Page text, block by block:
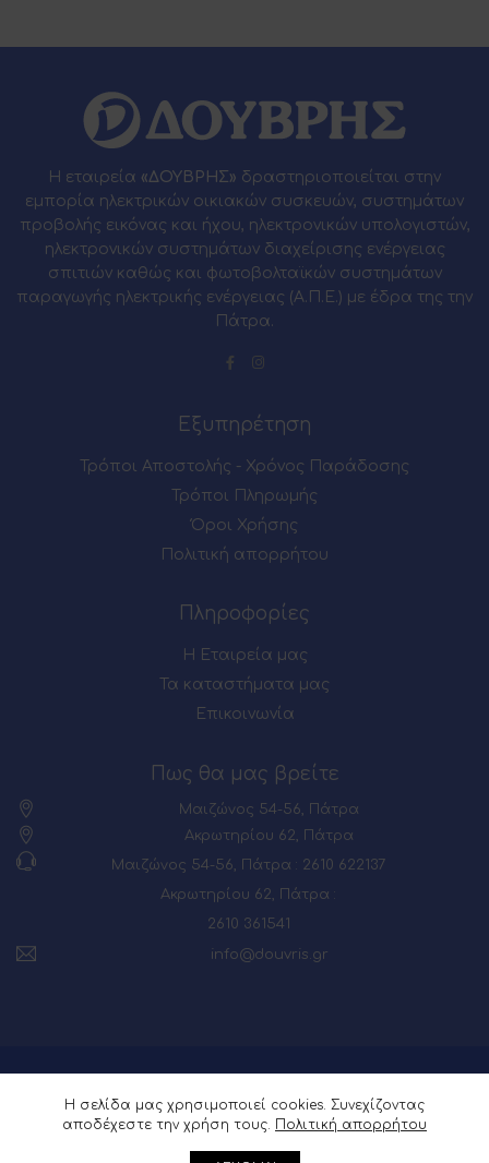
Η εταιρεία «ΔΟΥΒΡΗΣ» δραστηριοποιείται στην
εμπορία ηλεκτρικών οικιακών συσκευών, συστημάτων
προβολής εικόνας και ήχου, ηλεκτρονικών υπολογιστών,
ηλεκτρονικών συστημάτων διαχείρισης ενέργειας
σπιτιών καθώς και φωτοβολταϊκών συστημάτων
παραγωγής ηλεκτρικής ενέργειας (Α.Π.Ε.) με έδρα της την
Πάτρα.
Εξυπηρέτηση
Τρόποι Αποστολής - Χρόνος Παράδοσης
Τρόποι Πληρωμής
Όροι Χρήσης
Πολιτική απορρήτου
Πληροφορίες
Η Εταιρεία μας
Τα καταστήματα μας
Επικοινωνία
Πως θα μας βρείτε
Μαιζώνος 54-56, Πάτρα
Ακρωτηρίου 62, Πάτρα
Μαιζώνος 54-56, Πάτρα : 2610 622137
Ακρωτηρίου 62, Πάτρα :
2610 361541
info@douvris.gr
Η σελίδα μας χρησιμοποιεί cookies. Συνεχίζοντας
αποδέχεστε την χρήση τους. Πολιτική απορρήτου